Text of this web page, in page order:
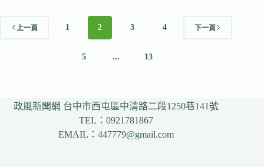
上一頁 1 2 3 4
5 ... 13
下一頁
政風新聞網 台中市西屯區中清路二段1250巷141號
TEL：0921781867
EMAIL：447779@gmail.com